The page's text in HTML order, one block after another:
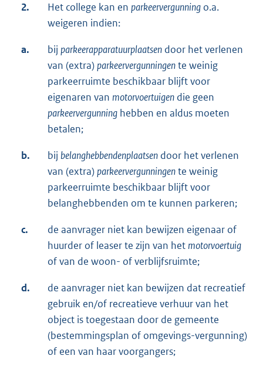
2. Het college kan en parkeervergunning o.a.
weigeren indien:
a. bij parkeerapparatuurplaatsen door het verlenen
van (extra) parkeervergunningente weinig
parkeerruimte beschikbaar blijft voor
eigenaren van motorvoertuigen die geen
parkeervergunning hebben en aldus moeten
betalen;
b. bij belanghebbendenplaatsen door het verlenen
van (extra) parkeervergunningente weinig
parkeerruimte beschikbaar blijft voor
belanghebbenden om te kunnen parkeren;
c.
de aanvrager niet kan bewijzen eigenaar of
huurder of leaser te zijn van het motorvoertuig
of van de woon- of verblijfsruimte;
d.
de aanvrager niet kan bewijzen dat recreatief
gebruik en/of recreatieve verhuur van het
object is toegestaan door de gemeente
(bestemmingsplan of omgevings-vergunning)
of een van haar voorgangers;